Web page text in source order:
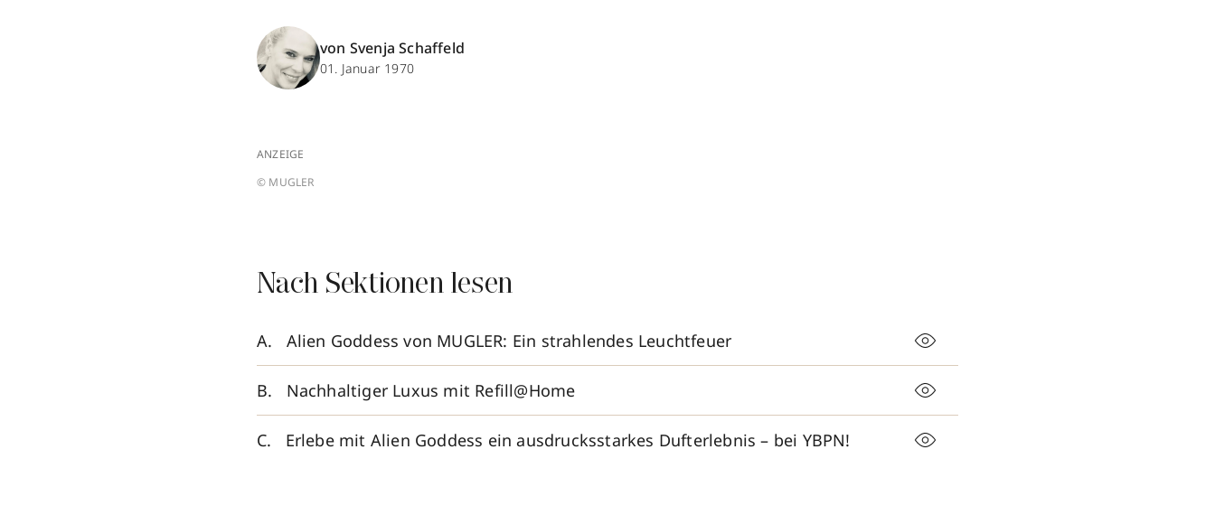
von Svenja Schaffeld
01. Januar 1970
ANZEIGE
© MUGLER
Nach Sektionen lesen
Alien Goddess von MUGLER: Ein strahlendes Leuchtfeuer
Nachhaltiger Luxus mit Refill@Home
Erlebe mit Alien Goddess ein ausdrucksstarkes Dufterlebnis – bei YBPN!